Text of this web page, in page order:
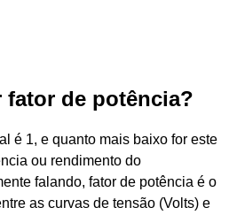
fator de potência?
é 1, e quanto mais baixo for este
ou rendimento do
falando, fator de potência é o
as curvas de tensão (Volts) e